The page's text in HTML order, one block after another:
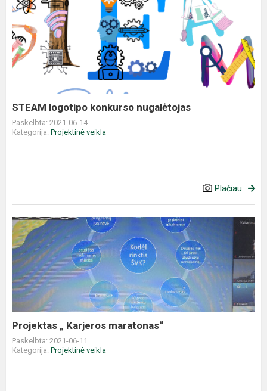
STEAM logotipo konkurso nugalėtojas
Paskelbta: 2021-06-14
Kategorija: Projektinė veikla
Plačiau
Projektas „ Karjeros maratonas“
Paskelbta: 2021-06-11
Kategorija: Projektinė veikla